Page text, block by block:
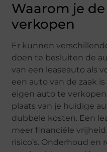
Waarom je
verkopen
Er kunnen
doen te besluiten de
van een leaseauto als
een auto van de zaak
eigen auto te
plaats van je huidige
dubbele kosten. Een
meer financiële
risico’s. Onderhoud en